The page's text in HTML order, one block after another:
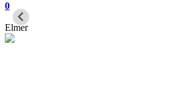
0
Elmer